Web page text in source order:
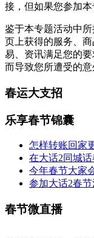
接，但如果您参加
鉴于本专题活动中
页上获得的服务、
易、资讯满足您的
而导致您所遭受的
春运大支招
乐享春节锦囊
怎样转账回家
在大话2同城
今年春节大家
参加大话2春
春节微直播